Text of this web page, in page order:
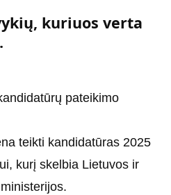
kuriuos verta
pateikimo
teikti kandidatūras 2025
kurį skelbia Lietuvos ir